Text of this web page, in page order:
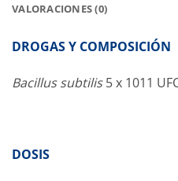
VALORACIONES (0)
DROGAS Y COMPOSICIÓN
Bacillus subtilis5 x 1011
DOSIS